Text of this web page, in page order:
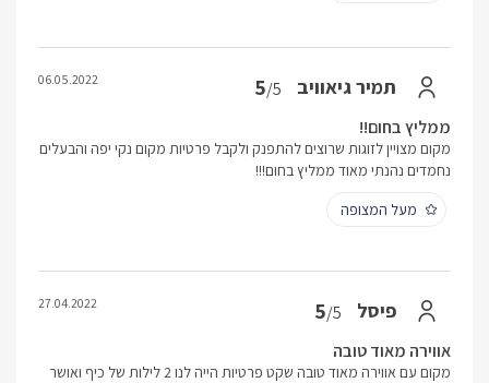
תמיר גיאוויב 5/5
06.05.2022
ממליץ בחום!!
מקום מצויין לזוגות שרוצים להתפנק ולקבל פרטיות מקום נקי יפה והבעלים
נחמדים נהנתי מאוד ממליץ בחום!!!
מעל המצופה
פיסל 5/5
27.04.2022
אווירה מאוד טובה
מקום עם אווירה מאוד טובה שקט פרטיות הייה לנו 2 לילות של כיף ואושר